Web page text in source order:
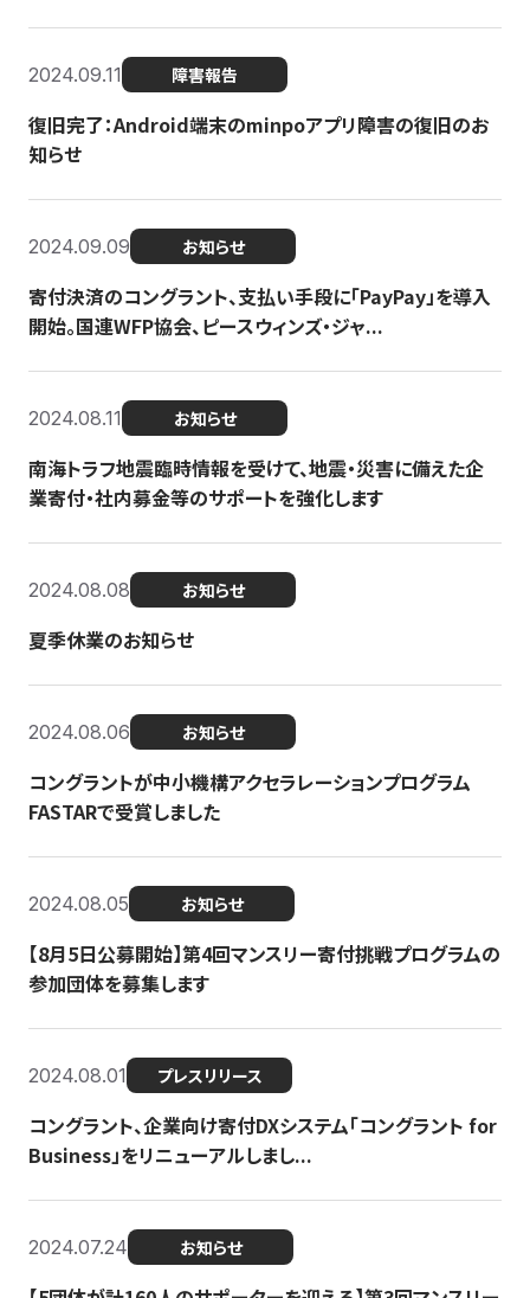
2024.09.11 障害報告
復旧完了：Android端末のminpoアプリ障害の復旧のお
知らせ
2024.09.09 お知らせ
寄付決済のコングラント、支払い手段に「PayPay」を導入
開始。国連WFP協会、ピースウィンズ・ジャ...
2024.08.11 お知らせ
南海トラフ地震臨時情報を受けて、地震・災害に備えた企
業寄付・社内募金等のサポートを強化します
2024.08.08 お知らせ
夏季休業のお知らせ
2024.08.06 お知らせ
コングラントが中小機構アクセラレーションプログラム
FASTARで受賞しました
2024.08.05 お知らせ
【8月5日公募開始】第4回マンスリー寄付挑戦プログラムの
参加団体を募集します
2024.08.01 プレスリリース
コングラント、企業向け寄付DXシステム「コングラント for
Business」をリニューアルしまし...
2024.07.24 お知らせ